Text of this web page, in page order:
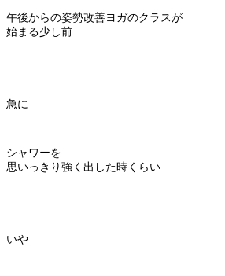
午後からの姿勢改善ヨガのクラスが
始まる少し前
急に
シャワーを
思いっきり強く出した時くらい
いや